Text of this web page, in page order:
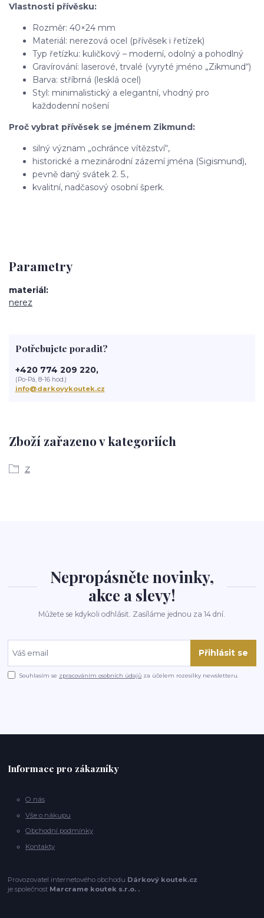
Vlastnosti přívěsku:
Rozměr: 40×24 mm
Materiál: nerezová ocel (přívěsek i řetízek)
Typ řetízku: kuličkový – moderní, odolný a pohodlný
Gravírování: laserové, trvalé (vyryté jméno „Zikmund“)
Barva: stříbrná (lesklá ocel)
Styl: minimalistický a elegantní, vhodný pro
každodenní nošení
Proč vybrat přívěsek se jménem Zikmund:
silný význam „ochránce vítězství“,
historické a mezinárodní zázemí jména (Sigismund),
pevně daný svátek 2. 5.,
kvalitní, nadčasový osobní šperk.
Parametry
materiál
nerez
Zboží zařazeno v kategoriích
Z
Potřebujete poradit?
+420 774 209 220,
(Po-Pá, 8-16 hod.)
info@darkovykoutek.cz
Nepropásněte novinky,
akce a slevy!
Můžete se kdykoli odhlásit. Zasíláme jednou za 14 dní.
Přihlásit se
Souhlasím se zpracováním osobních údajů za účelem rozesílky newsletteru.
Informace pro zákazníky
O nás
Vše o nákupu
Obchodní podmínky
Kontakty
Provozovatel internetového obchodu Dárkový koutek.cz
je společnost Marcrame koutek s.r.o. .